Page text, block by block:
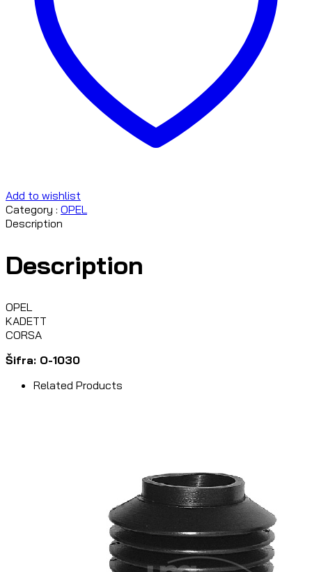
Add to wishlist
Category : OPEL
Description
Description
OPEL
KADETT
CORSA
Šifra: O-1030
Related Products